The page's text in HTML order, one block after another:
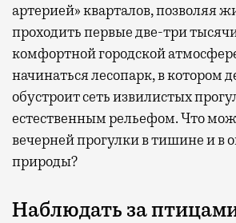
артерией» кварталов, позволяя
проходить первые две-три
комфортной городской
начинаться лесопарк, в котором
обустроит сеть извилистых
естественным рельефом. Что
вечерней прогулки в тишине и в
природы?
Наблюдать за